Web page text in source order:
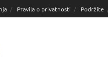
Pravila o privatnosti Podržite